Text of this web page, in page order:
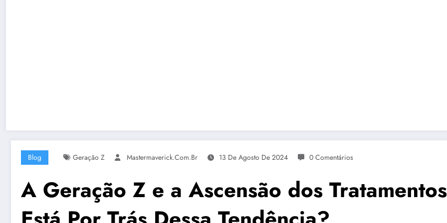
Blog Geração Z Mastermaverick.com.br 13 De Agosto De 2024 0 Comentários
A Geração Z e a Ascensão dos